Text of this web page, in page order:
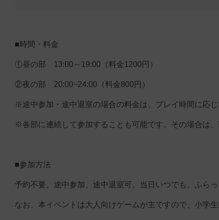
■時間・料金
①昼の部 13:00～19:00（料金1200円）
②夜の部 20:00~24:00（料金800円）
※途中参加・途中退室の場合の料金は、プレイ時間に応
※各部に連続して参加することも可能です。その場合は
■参加方法
予約不要。途中参加、途中退室可。当日いつでも、ふら
なお、本イベントは大人向けゲームが主ですので、小学